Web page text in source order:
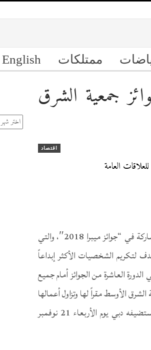
ممتلكات English
جمعية الشرق
اقتصاد
اليوم عن بدء قبول طلبات المشاركة في “جوائز ميبرا 2018″، والتي
لتكريم الشخصيات الأكثر إبداعاً
العاشرة من الجوائز أمام جميع
الأوسط مقراً لها وتزاول أعمالها
في مجال الاتصالات والعلاقات العامة، ليتم الكشف عن أسماء الفائزين في حفل تستضيفه دبي يوم الأربعاء 21 نوفمبر
الأرشيف